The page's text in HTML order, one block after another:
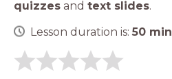
quizzes and text slides.
Lesson duration is: 50 min